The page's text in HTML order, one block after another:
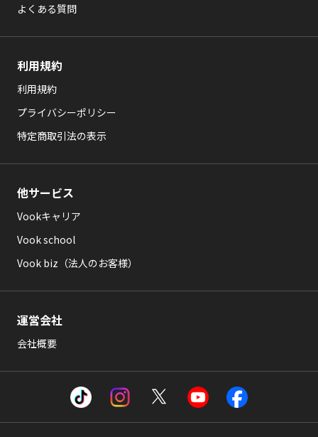
よくある質問
利用規約
利用規約
プライバシーポリシー
特定商取引法の表示
他サービス
Vookキャリア
Vook school
Vook biz（法人のお客様）
運営会社
会社概要